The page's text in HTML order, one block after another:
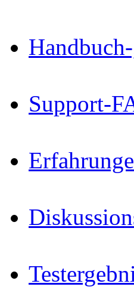
Support-